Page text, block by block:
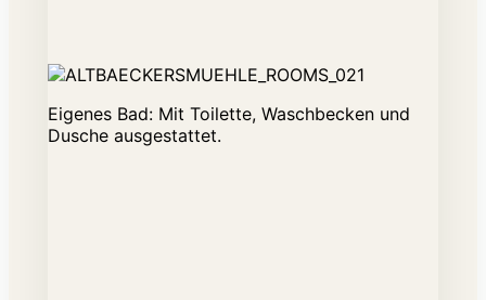
Eigenes Bad: Mit Toilette, Waschbecken und
Dusche ausgestattet.